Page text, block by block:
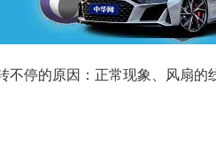
不停的原因：正常现象、风扇的